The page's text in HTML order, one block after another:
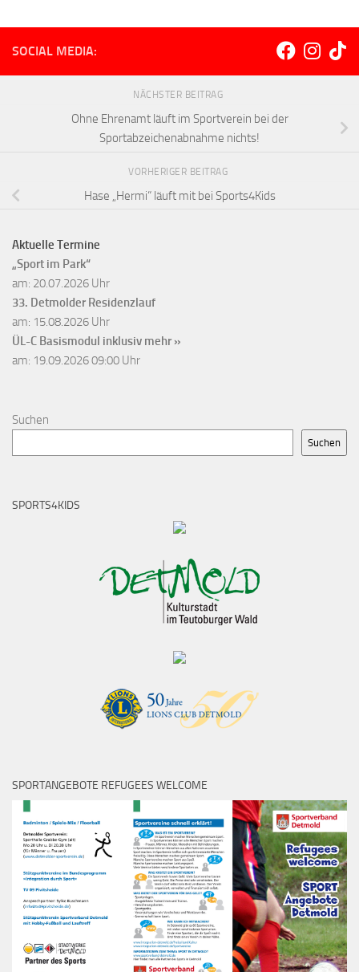
SOCIAL MEDIA:
NÄCHSTER BEITRAG
Ohne Ehrenamt läuft im Sportverein bei der
Sportabzeichenabnahme nichts!
VORHERIGER BEITRAG
Hase „Hermi“ läuft mit bei Sports4Kids
Aktuelle Termine
„Sport im Park“
am: 20.07.2026 Uhr
33. Detmolder Residenzlauf
am: 15.08.2026 Uhr
ÜL-C Basismodul inklusiv mehr »
am: 19.09.2026 09:00 Uhr
Suchen
Suchen
SPORTS4KIDS
SPORTANGEBOTE REFUGEES WELCOME